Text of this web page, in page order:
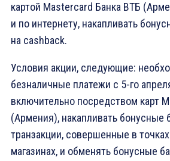
картой Mastercard Банка ВТБ
и по интернету, накапливать
на cashback.
Условия акции, следующие:
безналичные платежи с 5-го
включительно посредством карт
(Армения), накапливать бонусные
транзакции, совершенные в
магазинах, и обменять бонусные